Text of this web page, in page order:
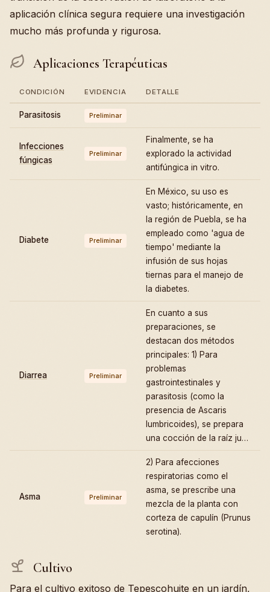
aplicación clínica segura requiere una investigación
mucho más profunda y rigurosa.
Aplicaciones Terapéuticas
CONDICIÓN EVIDENCIA DETALLE
Parasitosis Preliminar
Infecciones
fúngicas
Preliminar
Finalmente, se ha
explorado la actividad
antifúngica in vitro.
Diabete Preliminar
En México, su uso es
vasto; históricamente, en
la región de Puebla, se ha
empleado como 'agua de
tiempo' mediante la
infusión de sus hojas
tiernas para el manejo de
la diabetes.
Diarrea Preliminar
En cuanto a sus
preparaciones, se
destacan dos métodos
principales: 1) Para
problemas
gastrointestinales y
parasitosis (como la
presencia de Ascaris
lumbricoides), se prepara
una cocción de la raíz ju…
Asma Preliminar
2) Para afecciones
respiratorias como el
asma, se prescribe una
mezcla de la planta con
corteza de capulín (Prunus
serotina).
Cultivo
Para el cultivo exitoso de Tepescohuite en un jardín,